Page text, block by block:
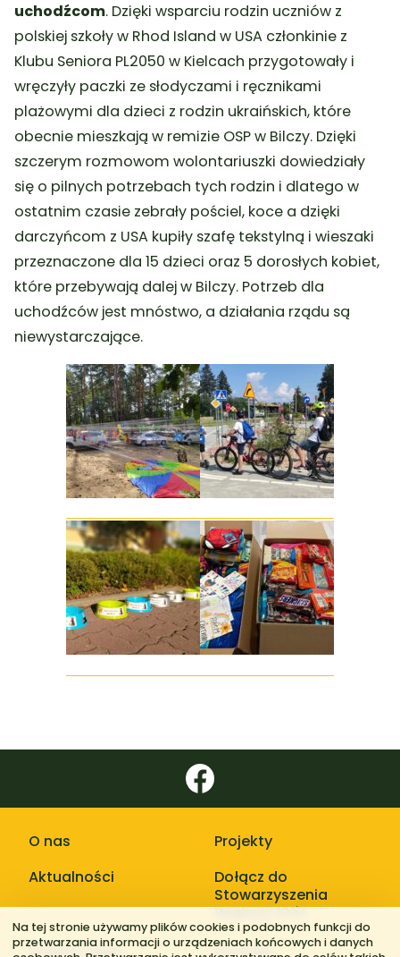
uchodźcom. Dzięki wsparciu rodzin uczniów z
polskiej szkoły w Rhod Island w USA członkinie z
Klubu Seniora PL2050 w Kielcach przygotowały i
wręczyły paczki ze słodyczami i ręcznikami
plażowymi dla dzieci z rodzin ukraińskich, które
obecnie mieszkają w remizie OSP w Bilczy. Dzięki
szczerym rozmowom wolontariuszki dowiedziały
się o pilnych potrzebach tych rodzin i dlatego w
ostatnim czasie zebrały pościel, koce a dzięki
darczyńcom z USA kupiły szafę tekstylną i wieszaki
przeznaczone dla 15 dzieci oraz 5 dorosłych kobiet,
które przebywają dalej w Bilczy. Potrzeb dla
uchodźców jest mnóstwo, a działania rządu są
niewystarczające.
O nas
Aktualności
Projekty
Dołącz do
Stowarzyszenia
Większy Stół
Galerie zdjęć
Kontakt
Na tej stronie używamy plików cookies i podobnych funkcji do
przetwarzania informacji o urządzeniach końcowych i danych